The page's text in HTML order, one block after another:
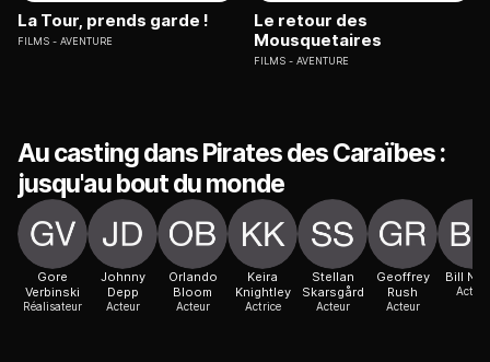
La Tour, prends garde !
FILMS AVENTURE
Le retour des
Mousquetaires
FILMS AVENTURE
Au casting dans Pirates des Caraïbes :
jusqu'au bout du monde
Gore
Verbinski
Réalisateur
Johnny
Depp
Acteur
Orlando
Bloom
Acteur
Keira
Knightley
Actrice
Stellan
Skarsgård
Acteur
Geoffrey
Rush
Acteur
Bill
Acteur